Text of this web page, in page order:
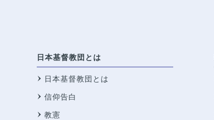
日本基督教団とは
日本基督教団とは
信仰告白
教憲